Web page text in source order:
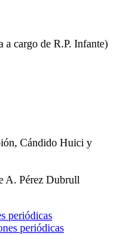
cargo de R.P. Infante)
Cándido Huici y
A. Pérez Dubrull
periódicas
periódicas